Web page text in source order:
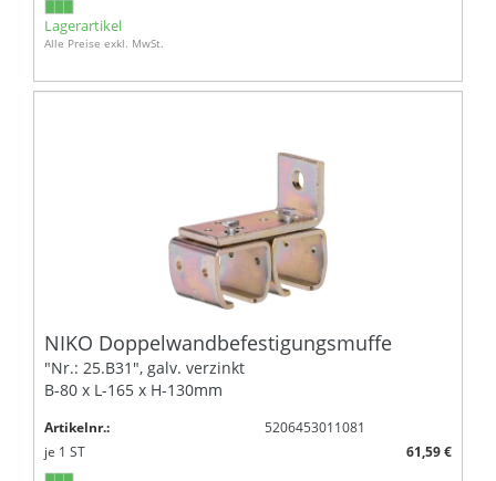
Lagerartikel
Alle Preise exkl. MwSt.
NIKO Doppelwandbefestigungsmuffe
"Nr.: 25.B31", galv. verzinkt
B-80 x L-165 x H-130mm
Artikelnr.:
5206453011081
je 1 ST 61,59 €